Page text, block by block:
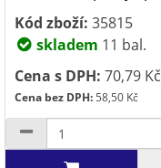
Kód zboží: 35815
skladem 11 bal.
Cena s DPH: 70,79 Kč
Cena bez DPH:58,50 Kč